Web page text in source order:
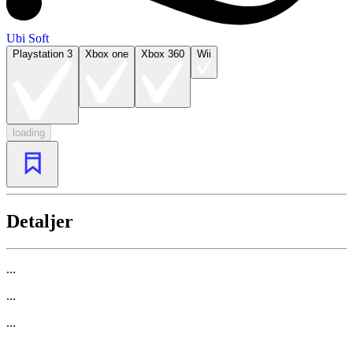
Ubi Soft
Playstation 3 Xbox one Xbox 360 Wii
loading
Detaljer
...
...
...